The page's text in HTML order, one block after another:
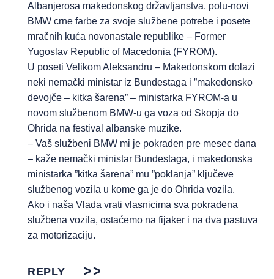
Albanjerosa makedonskog državljanstva, polu-novi
BMW crne farbe za svoje službene potrebe i posete
mračnih kuća novonastale republike – Former
Yugoslav Republic of Macedonia (FYROM).
U poseti Velikom Aleksandru – Makedonskom dolazi
neki nemački ministar iz Bundestaga i ”makedonsko
devojče – kitka šarena” – ministarka FYROM-a u
novom službenom BMW-u ga voza od Skopja do
Ohrida na festival albanske muzike.
– Vaš službeni BMW mi je pokraden pre mesec dana
– kaže nemački ministar Bundestaga, i makedonska
ministarka ”kitka šarena” mu ”poklanja” ključeve
službenog vozila u kome ga je do Ohrida vozila.
Ako i naša Vlada vrati vlasnicima sva pokradena
službena vozila, ostaćemo na fijaker i na dva pastuva
za motorizaciju.
REPLY